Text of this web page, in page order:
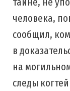
человека,
сообщил,
в
на
следы